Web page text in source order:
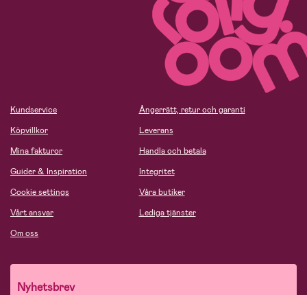
Kundservice
Köpvillkor
Mina fakturor
Guider & Inspiration
Cookie settings
Vårt ansvar
Om oss
Ångerrätt, retur och garanti
Leverans
Handla och betala
Integritet
Våra butiker
Lediga tjänster
Nyhetsbrev